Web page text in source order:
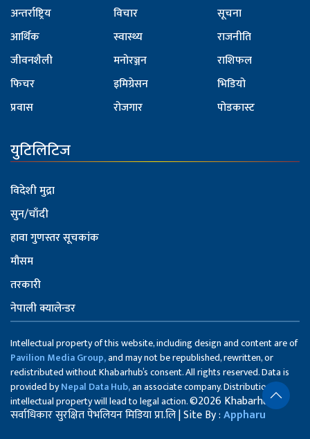
अन्तर्राष्ट्रिय
आर्थिक
जीवनशैली
फिचर
प्रवास
विचार
स्वास्थ्य
मनोरञ्जन
इमिग्रेसन
रोजगार
सूचना
राजनीति
राशिफल
भिडियो
पोडकास्ट
युटिलिटिज
विदेशी मुद्रा
सुन/चाँदी
हावा गुणस्तर सूचकांक
मौसम
तरकारी
नेपाली क्यालेन्डर
Intellectual property of this website, including design and content are of
Pavilion Media Group,and may not be republished, rewritten, or
redistributed without Khabarhub’s consent. All rights reserved. Data is
provided byNepal Data Hub,an associate company. Distribution of
intellectual property will lead to legal action.©2026 Khabarhub
सर्वाधिकार सुरक्षित पेभलियन मिडिया प्रा.लि | Site By :Appharu